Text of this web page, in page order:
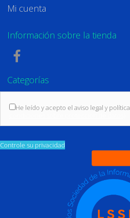
Mi cuenta
Información sobre la tienda
Categorías
He leído y acepto el aviso legal y
Controle su privacidad